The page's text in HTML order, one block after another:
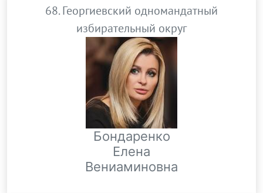
68. Георгиевский одномандатный
избирательный округ
Бондаренко
Елена
Вениаминовна